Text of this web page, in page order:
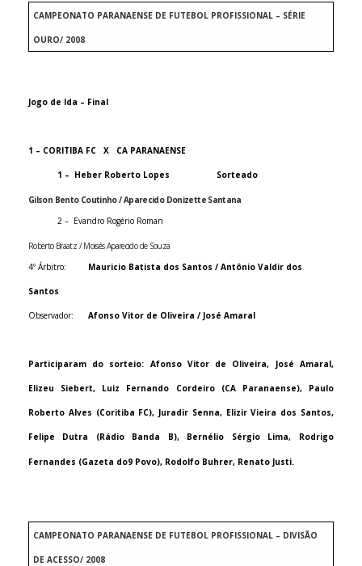
CAMPEONATO PARANAENSE DE FUTEBOL PROFISSIONAL – SÉRIE
OURO/ 2008
Jogo de Ida – Final
1 – CORITIBA FC X CA PARANAENSE
1 – Heber Roberto Lopes Sorteado
Gilson Bento Coutinho / Aparecido Donizette Santana
2 – Evandro Rogério Roman
Roberto Braatz / Moisés Aparecido de Souza
4º Árbitro:
Mauricio Batista dos Santos / Antônio Valdir dos
Santos
Observador: ­­­­­­­­­­­­­­­­­­­­­­­ Afonso Vitor de Oliveira / José Amaral
Participaram do sorteio: Afonso Vitor de Oliveira, José Amaral,
Elizeu Siebert, Luiz Fernando Cordeiro (CA Paranaense), Paulo
Roberto Alves (Coritiba FC), Juradir Senna, Elizir Vieira dos Santos,
Felipe Dutra (Rádio Banda B), Bernélio Sérgio Lima, Rodrigo
Fernandes (Gazeta do9 Povo), Rodolfo Buhrer, Renato Justi.
CAMPEONATO PARANAENSE DE FUTEBOL PROFISSIONAL – DIVISÃO
DE ACESSO/ 2008